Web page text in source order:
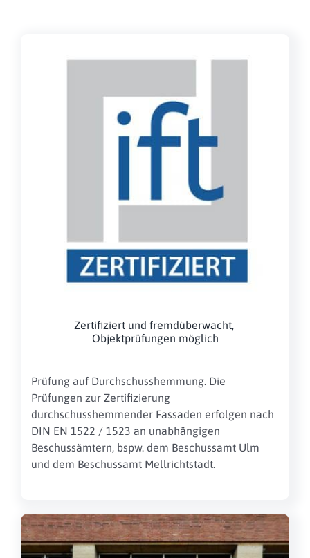
Zertifiziert und fremdüberwacht,
Objektprüfungen möglich
Prüfung auf Durchschusshemmung. Die
Prüfungen zur Zertifizierung
durchschusshemmender Fassaden erfolgen nach
DIN EN 1522 / 1523 an unabhängigen
Beschussämtern, bspw. dem Beschussamt Ulm
und dem Beschussamt Mellrichtstadt.